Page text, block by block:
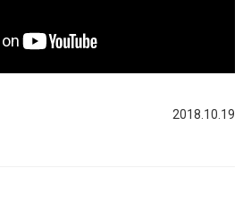
2018.10.19